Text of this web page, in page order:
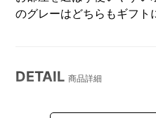
のグレーはどちらもギフト
DETAIL商品詳細